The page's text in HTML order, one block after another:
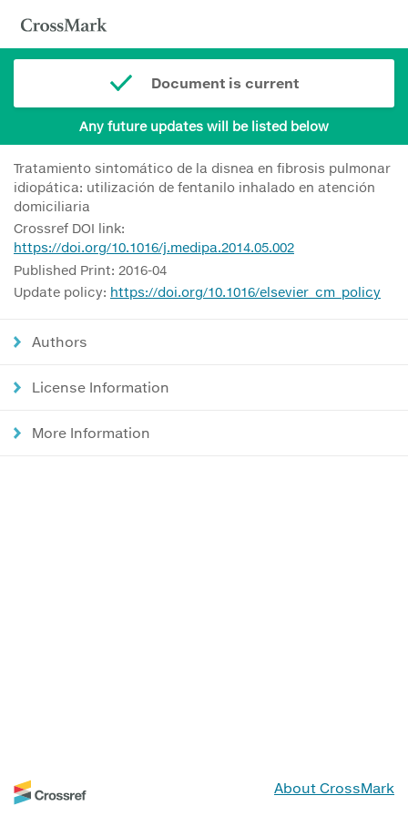
Document is current
Any future updates will be listed below
Tratamiento sintomático de la disnea en fibrosis pulmonar
idiopática: utilización de fentanilo inhalado en atención
domiciliaria
Crossref DOI link:
https://doi.org/10.1016/j.medipa.2014.05.002
Published Print: 2016-04
Update policy: https://doi.org/10.1016/elsevier_cm_policy
Authors
License Information
More Information
About CrossMark